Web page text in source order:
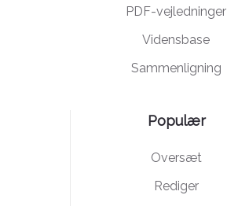
PDF-vejledninger
Vidensbase
Sammenligning
Populær
Oversæt
Rediger